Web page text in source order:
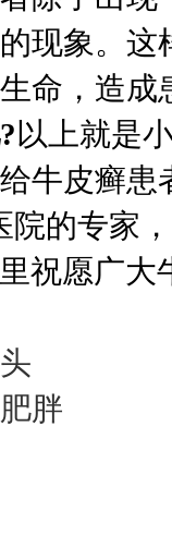
现象。
命，造成
以上就是
牛皮癣
院的专家
祝愿广
胖